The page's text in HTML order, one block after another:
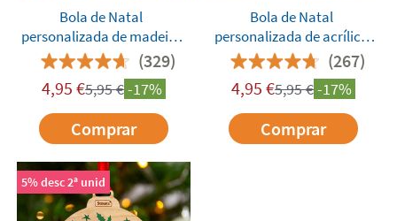
Bola de Natal
personalizada de madeira
com ícone (329)
4,95 €5,95€-17%
Comprar
Bola de Natal
personalizada de acrílico
recortado (267)
4,95 €5,95€-17%
Comprar
5% desc 2ª unid